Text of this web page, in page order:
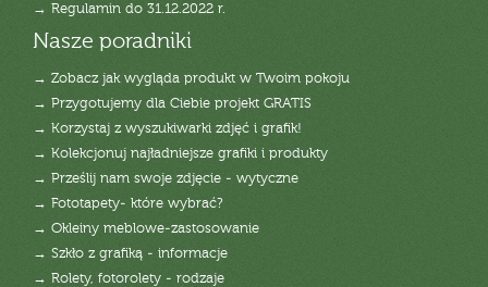
→ Regulamin do 31.12.2022 r.
Nasze poradniki
→ Zobacz jak wygląda produkt w Twoim pokoju
→ Przygotujemy dla Ciebie projekt GRATIS
→ Korzystaj z wyszukiwarki zdjęć i grafik!
→ Kolekcjonuj najładniejsze grafiki i produkty
→ Prześlij nam swoje zdjęcie - wytyczne
→ Fototapety- które wybrać?
→ Okleiny meblowe-zastosowanie
→ Szkło z grafiką - informacje
→ Rolety, fotorolety - rodzaje